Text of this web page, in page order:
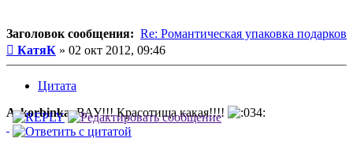
Заголовок сообщения: Re: Романтическая упаковка подарков
Сообщение
КатяК » 02 окт 2012, 09:46
Цитата
Askorbinka, ВАУ!!! Красотища какая!!!!